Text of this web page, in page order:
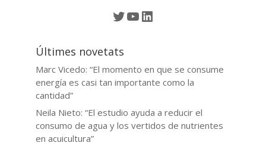
Twitter
YouTube
LinkedIn
Últimes novetats
Marc Vicedo: “El momento en que se consume
energía es casi tan importante como la
cantidad”
Neila Nieto: “El estudio ayuda a reducir el
consumo de agua y los vertidos de nutrientes
en acuicultura”